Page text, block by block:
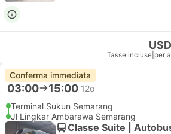
Tasse incluse per
Conferma immediata
03:00 15:00 12o
Terminal Sukun Semarang
Jl Lingkar Ambarawa Semarang
Classe Suite |